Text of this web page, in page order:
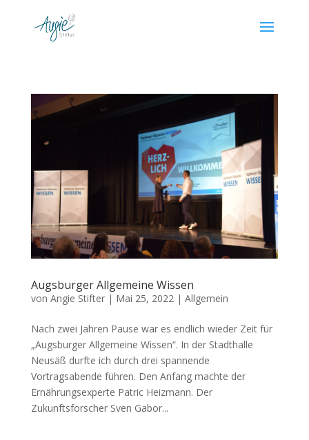
Augsburger Allgemeine Wissen
von Angie Stifter| Mai 25, 2022| Allgemein
Nach zwei Jahren Pause war es endlich wieder Zeit für
„Augsburger Allgemeine Wissen“. In der Stadthalle
Neusäß durfte ich durch drei spannende
Vortragsabende führen. Den Anfang machte der
Ernährungsexperte Patric Heizmann. Der
Zukunftsforscher Sven Gabor...